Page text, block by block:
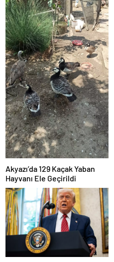
Akyazı’da 129 Kaçak Yaban
Hayvanı Ele Geçirildi